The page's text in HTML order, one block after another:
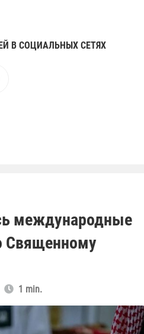
В СОЦИАЛЬНЫХ СЕТЯХ
международные
Священному
1 min.